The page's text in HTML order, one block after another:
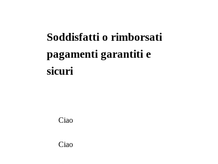
Soddisfatti o rimborsati
pagamenti garantiti e
sicuri
Ciao
Ciao